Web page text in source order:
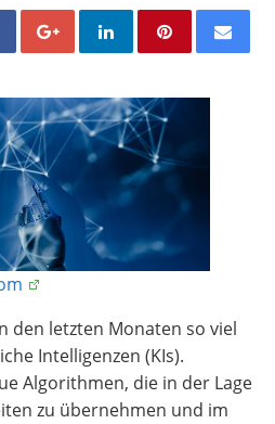
den letzten Monaten so viel
Intelligenzen (KIs).
Algorithmen, die in der Lage
zu übernehmen und im